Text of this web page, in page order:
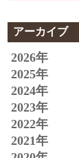
アーカイブ
2026年
2025年
2024年
2023年
2022年
2021年